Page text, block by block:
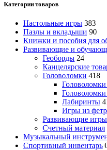
Категории товаров
Настольные игры 383
Пазлы и вкладыши 90
Книжки и пособия для
Развивающие и
Геоборды 24
Канцелярские
Головоломки 418
Лабиринты
Игры из
Развивающие игры
Счетный материал
Музыкальный
Спортивный инвентарь